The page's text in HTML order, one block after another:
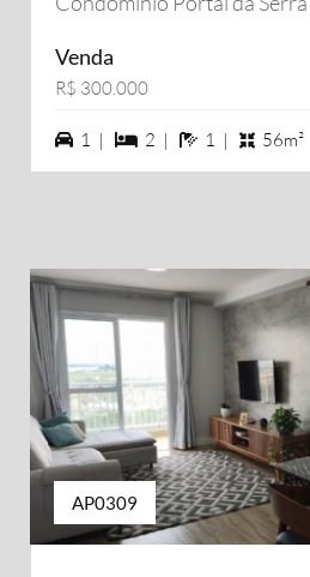
Venda
R$ 300.000
1 vagas na garagem
1 | 2 dormiórios
2 | 1 banheiros
1 | 56m²
AP0309